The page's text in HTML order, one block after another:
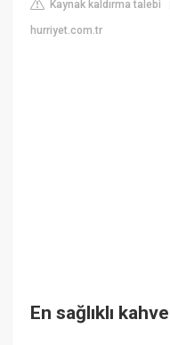
Kaynak kaldırma talebi
hurriyet.com.tr
En sağlıklı